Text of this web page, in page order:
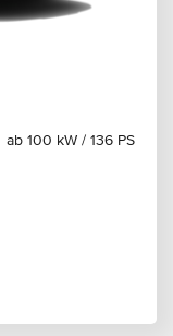
ab 100 kW / 136 PS